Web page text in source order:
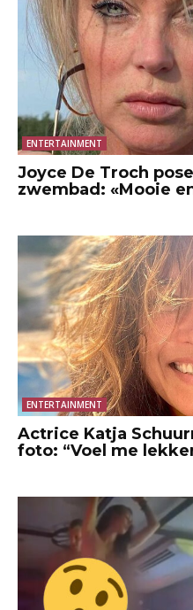
ENTERTAINMENT
Joyce De Troch
zwembad: «Mooie
ENTERTAINMENT
Actrice Katja
foto: “Voel me